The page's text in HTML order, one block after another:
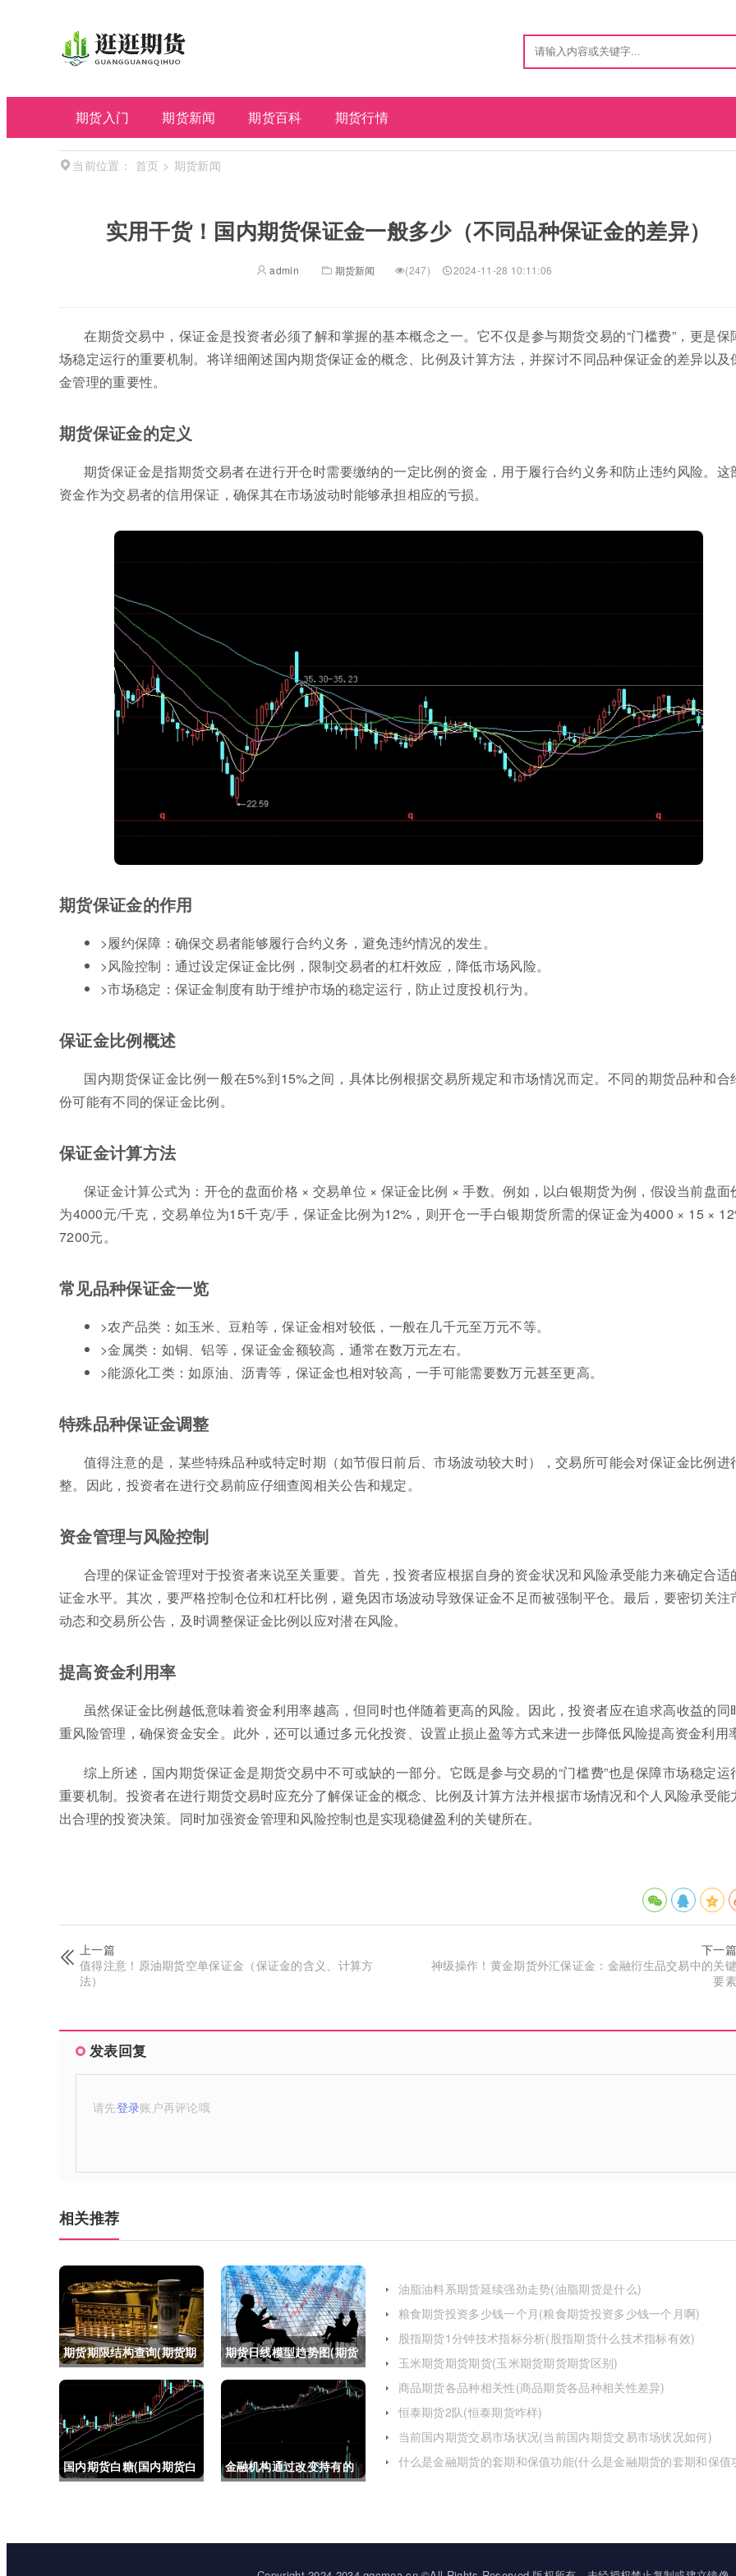
期货入门 期货新闻 期货百科 期货行情
当前位置： 首页 > 期货新闻
实用干货！国内期货保证金一般多少（不同品种保证金的差异）
admin 期货新闻 (247) 2024-11-28 10:11:06
在期货交易中，保证金是投资者必须了解和掌握的基本概念之一。它不仅是参与期货交易的“门槛费”，更是保
场稳定运行的重要机制。将详细阐述国内期货保证金的概念、比例及计算方法，并探讨不同品种保证金的差异以及
金管理的重要性。
期货保证金的定义
期货保证金是指期货交易者在进行开仓时需要缴纳的一定比例的资金，用于履行合约义务和防止违约风险。这
资金作为交易者的信用保证，确保其在市场波动时能够承担相应的亏损。
期货保证金的作用
>履约保障：确保交易者能够履行合约义务，避免违约情况的发生。
>风险控制：通过设定保证金比例，限制交易者的杠杆效应，降低市场风险。
>市场稳定：保证金制度有助于维护市场的稳定运行，防止过度投机行为。
保证金比例概述
国内期货保证金比例一般在5%到15%之间，具体比例根据交易所规定和市场情况而定。不同的期货品种和合
份可能有不同的保证金比例。
保证金计算方法
保证金计算公式为：开仓的盘面价格 × 交易单位 × 保证金比例 × 手数。例如，以白银期货为例，假设当前盘面
为4000元/千克，交易单位为15千克/手，保证金比例为12%，则开仓一手白银期货所需的保证金为4000 × 15 ×
7200元。
常见品种保证金一览
>农产品类：如玉米、豆粕等，保证金相对较低，一般在几千元至万元不等。
>金属类：如铜、铝等，保证金金额较高，通常在数万元左右。
>能源化工类：如原油、沥青等，保证金也相对较高，一手可能需要数万元甚至更高。
特殊品种保证金调整
值得注意的是，某些特殊品种或特定时期（如节假日前后、市场波动较大时），交易所可能会对保证金比例进
整。因此，投资者在进行交易前应仔细查阅相关公告和规定。
资金管理与风险控制
合理的保证金管理对于投资者来说至关重要。首先，投资者应根据自身的资金状况和风险承受能力来确定合适
证金水平。其次，要严格控制仓位和杠杆比例，避免因市场波动导致保证金不足而被强制平仓。最后，要密切关注
动态和交易所公告，及时调整保证金比例以应对潜在风险。
提高资金利用率
虽然保证金比例越低意味着资金利用率越高，但同时也伴随着更高的风险。因此，投资者应在追求高收益的同
重风险管理，确保资金安全。此外，还可以通过多元化投资、设置止损止盈等方式来进一步降低风险提高资金利用
综上所述，国内期货保证金是期货交易中不可或缺的一部分。它既是参与交易的“门槛费”也是保障市场稳定运
重要机制。投资者在进行期货交易时应充分了解保证金的概念、比例及计算方法并根据市场情况和个人风险承受能
出合理的投资决策。同时加强资金管理和风险控制也是实现稳健盈利的关键所在。
上一篇
值得注意！原油期货空单保证金（保证金的含义、计算方
法）
下一篇
神级操作！黄金期货外汇保证金：金融衍生品交易中的关键
要素
发表回复
请先登录账户再评论哦
相关推荐
期货期限结构查询(期货期
限结构)
期货日线模型趋势图(期货
日线模型趋势图怎么看)
国内期货白糖(国内期货白
金融机构通过改变持有的
油脂油料系期货延续强劲走势(油脂期货是什么)
粮食期货投资多少钱一个月(粮食期货投资多少钱一个月啊)
股指期货1分钟技术指标分析(股指期货什么技术指标有效)
玉米期货期货期货(玉米期货期货期货区别)
商品期货各品种相关性(商品期货各品种相关性差异)
恒泰期货2队(恒泰期货咋样)
当前国内期货交易市场状况(当前国内期货交易市场状况如何)
什么是金融期货的套期和保值功能(什么是金融期货的套期和保值